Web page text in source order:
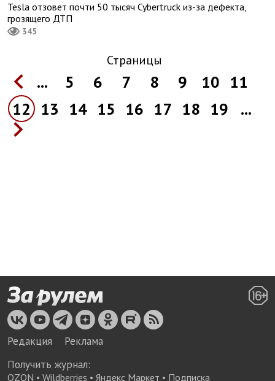
Tesla отзовет почти 50 тысяч Cybertruck из-за дефекта,
грозящего ДТП
345
Страницы
... 5 6 7 8 9 10 11
12
13 14 15 16 17 18 19 ...
Редакция
Реклама
Получить журнал:
OZON • Wildberries • Яндекс Маркет • Подписка